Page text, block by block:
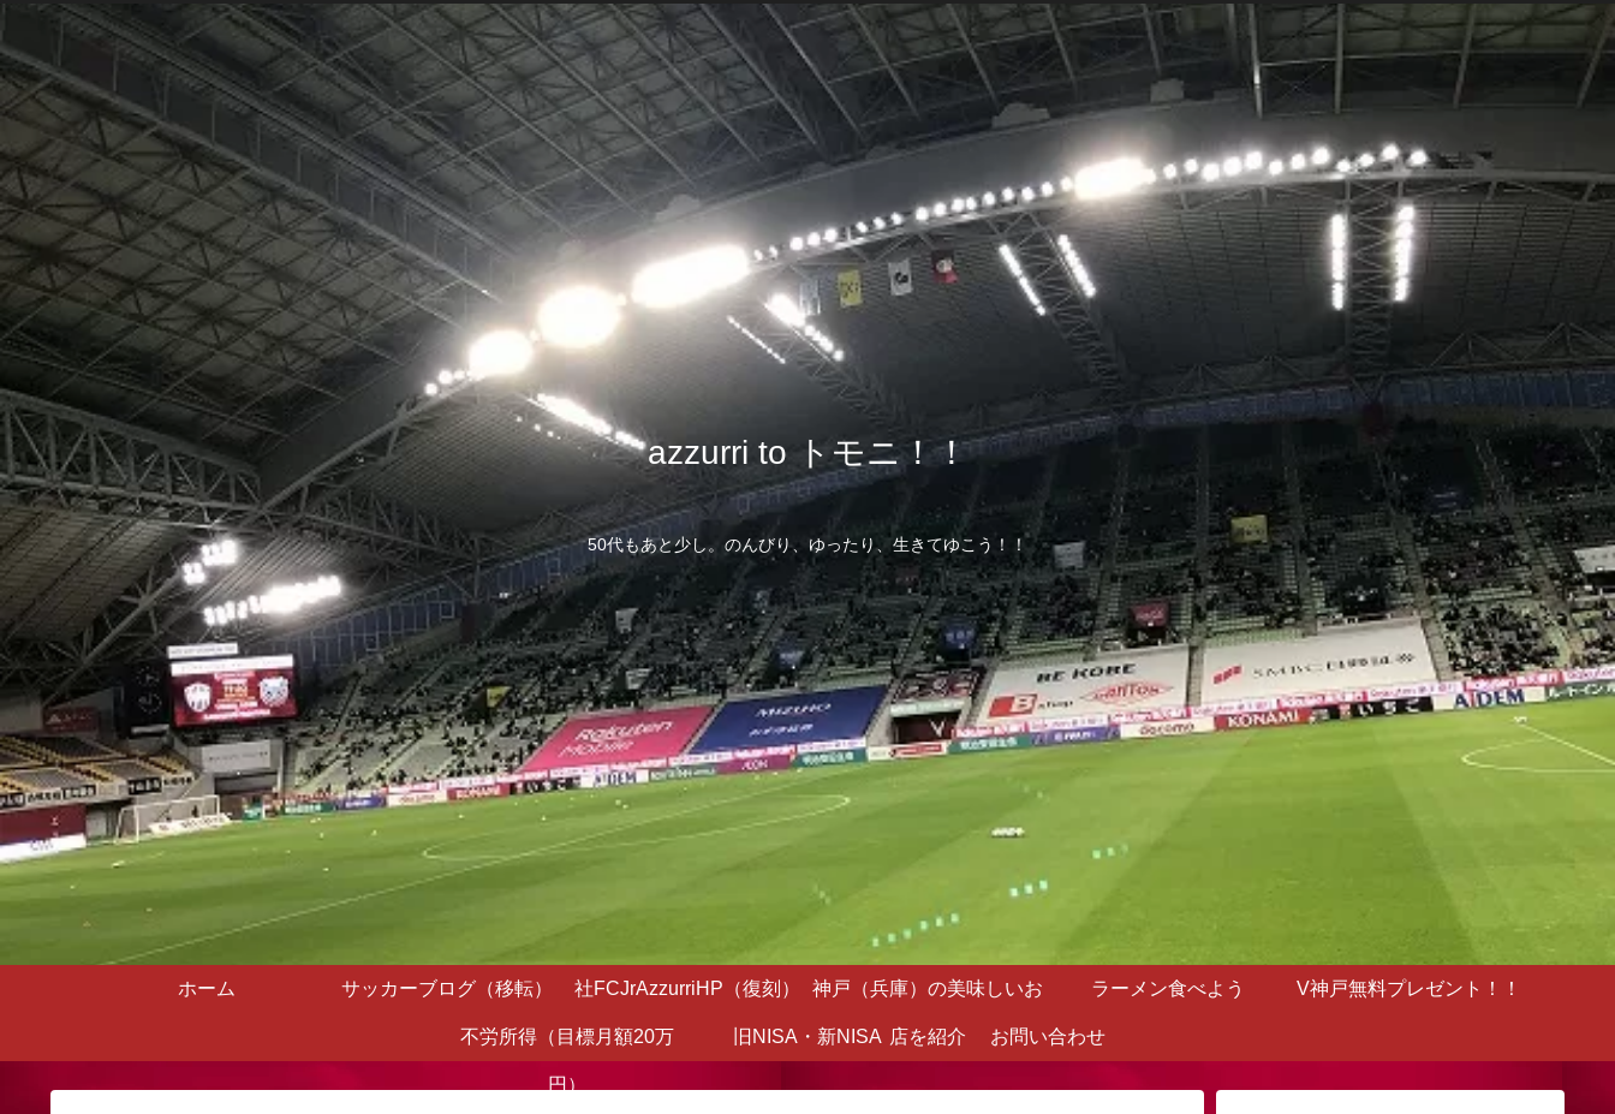
azzurri to トモニ！！
50代もあと少し。のんびり、ゆったり、生きてゆこう！！
ホーム サッカーブログ（移転） 社FCJrAzzurriHP（復刻） 神戸（兵庫）の美味しいお
店を紹介
ラーメン食べよう V神戸無料プレゼント！！
不労所得（目標月額20万
円）
旧NISA・新NISA お問い合わせ